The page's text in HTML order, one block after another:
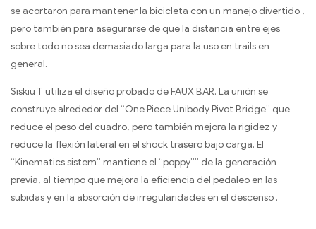
se acortaron para mantener la bicicleta con un manejo divertido ,
pero también para asegurarse de que la distancia entre ejes
sobre todo no sea demasiado larga para la uso en trails en
general.
Siskiu T utiliza el diseño probado de FAUX BAR. La unión se
construye alrededor del “One Piece Unibody Pivot Bridge” que
reduce el peso del cuadro, pero también mejora la rigidez y
reduce la flexión lateral en el shock trasero bajo carga. El
“Kinematics sistem” mantiene el “poppy”” de la generación
previa, al tiempo que mejora la eficiencia del pedaleo en las
subidas y en la absorción de irregularidades en el descenso .